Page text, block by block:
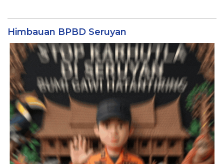
Himbauan BPBD Seruyan